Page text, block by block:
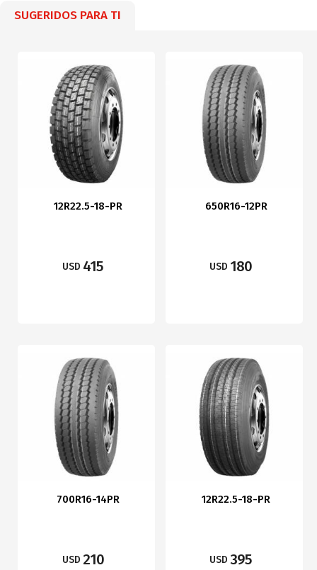
SUGERIDOS PARA TI
12R22.5-18-PR
USD 415
650R16-12PR
USD 180
700R16-14PR
USD 210
12R22.5-18-PR
USD 395